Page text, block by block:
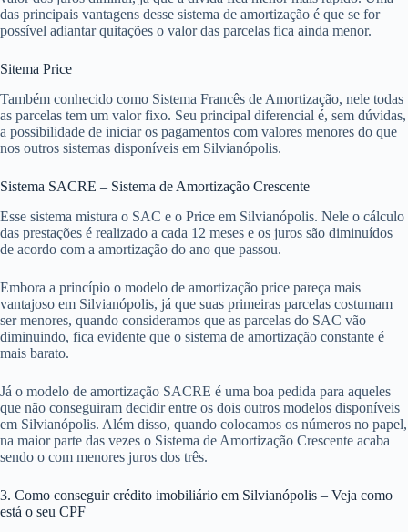
das principais vantagens desse sistema de amortização é que se for
possível adiantar quitações o valor das parcelas fica ainda menor.
Sitema Price
Também conhecido como Sistema Francês de Amortização, nele todas
as parcelas tem um valor fixo. Seu principal diferencial é, sem dúvidas,
a possibilidade de iniciar os pagamentos com valores menores do que
nos outros sistemas disponíveis em Silvianópolis.
Sistema SACRE – Sistema de Amortização Crescente
Esse sistema mistura o SAC e o Price em Silvianópolis. Nele o cálculo
das prestações é realizado a cada 12 meses e os juros são diminuídos
de acordo com a amortização do ano que passou.
Embora a princípio o modelo de amortização price pareça mais
vantajoso em Silvianópolis, já que suas primeiras parcelas costumam
ser menores, quando consideramos que as parcelas do SAC vão
diminuindo, fica evidente que o sistema de amortização constante é
mais barato.
Já o modelo de amortização SACRE é uma boa pedida para aqueles
que não conseguiram decidir entre os dois outros modelos disponíveis
em Silvianópolis. Além disso, quando colocamos os números no papel,
na maior parte das vezes o Sistema de Amortização Crescente acaba
sendo o com menores juros dos três.
3. Como conseguir crédito imobiliário em Silvianópolis – Veja como
está o seu CPF